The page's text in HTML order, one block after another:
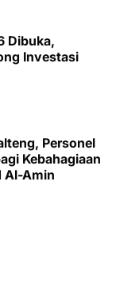
Dibuka,
Investasi
Personel
Kebahagiaan
Al-Amin